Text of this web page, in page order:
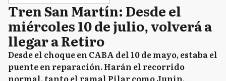
Tren San Martín: Desde el
miércoles 10 de julio, volverá a
llegar a Retiro
Desde el choque en CABA del 10 de mayo, estaba el
puente en reparación. Harán el recorrido
normal, tanto el ramal Pilar como Junín.